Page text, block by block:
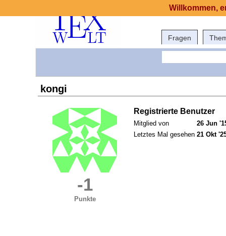
Fragen
kongi
-1
Punkte
Registrierte Benutzer
Mitglied von
26 Jun
Letztes Mal gesehen 21 Okt
Willkommen,